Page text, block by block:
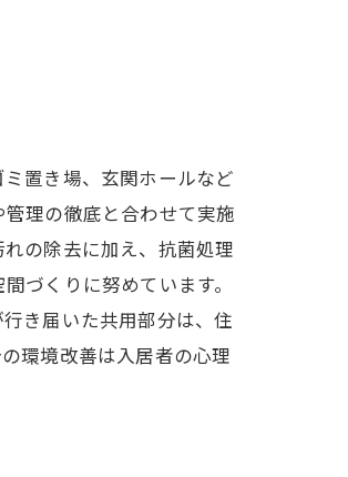
置き場、玄関ホールなど
理の徹底と合わせて実施
の除去に加え、抗菌処理
づくりに努めています。
き届いた共用部分は、住
環境改善は入居者の心理